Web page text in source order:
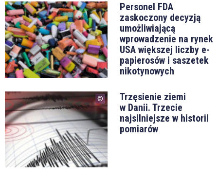
Personel FDA
zaskoczony decyzją
umożliwiającą
wprowadzenie na rynek
USA większej liczby e-
papierosów i saszetek
nikotynowych
Trzęsienie ziemi
w Danii. Trzecie
najsilniejsze w historii
pomiarów